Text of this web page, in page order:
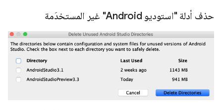
حذف أدلة "استوديو Android" غير المستخدَمة